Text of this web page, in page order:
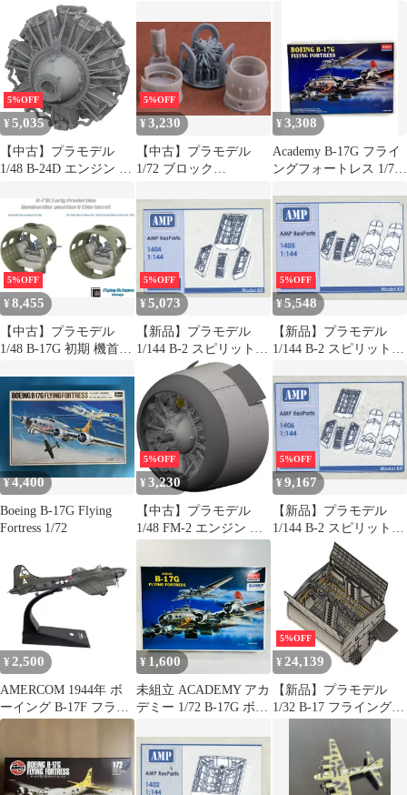
アップグレードセット
(HKモデル用) ディティ
ールアップパーツ
[SBM32002]
ジンカウリング（アカ
デミー用）
用) 「BRASSINシリー
ズ」 ディティールアッ
プパーツ [EDU672386]
5%OFF
¥ 5,035
【中古】プラモデル
1/48 B-24D エンジン (4
「BRASSINシリーズ」
ディティールアップパ
ーツ [EDU6481111]
5%OFF
¥3,230
【中古】プラモデル
1/72 ブロック
カウリング (ドラウィ
ングス用) ディティー
ルアップパーツ
[SBM72075]
¥ 3,308
Academy B-17G フライ
ングフォートレス 1/72
5%OFF
¥8,455
【中古】プラモデル
1/48 B-17G 初期 機首ア
(HKモデル用) ディティ
ールアップパーツ
[SBM48083]
5%OFF
¥5,073
【新品】プラモデル
1/144 B-2 スピリット
爆弾槽 ＆ 着陸装置格納
庫セット (AMP用) ディ
ティールアップパーツ
[MKRAMP1404]
5%OFF
¥5,548
【新品】プラモデル
1/144 B-2 スピリット
スト＆着陸装置格納庫
セット (AMP用) ディテ
ィールアップパーツ
[MKRAMP1405]
¥4,400
Boeing B-17G Flying
Fortress 1/72
5%OFF
¥ 3,230
【中古】プラモデル
1/48 FM-2 エンジン エ
ディティールアップパ
ーツ [EDU648960]
5%OFF
¥9,167
【新品】プラモデル
1/144 B-2 スピリット
インテーク・エグゾー
スト、爆弾槽＆着陸装
置格納庫セット (AMP
用) ディティールアッ
プパーツ
[MKRAMP1406]
¥ 2,500
AMERCOM 1944年 ボ
ーイング B-17F フライ
ングフォートレス
¥ 1,600
未組立 ACADEMY アカ
デミー 1/72 B-17G ボー
ートレス プラモデル
5%OFF
¥ 24,139
【新品】プラモデル
1/32 B-17 フライングフ
モデル用) ディティー
ルアップパーツ
[KOM32058]